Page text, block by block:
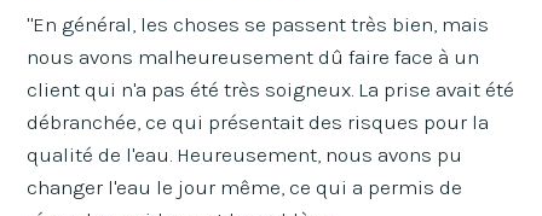
"En général, les choses se passent très bien, mais
nous avons malheureusement dû faire face à un
client qui n'a pas été très soigneux. La prise avait été
débranchée, ce qui présentait des risques pour la
qualité de l'eau. Heureusement, nous avons pu
changer l'eau le jour même, ce qui a permis de